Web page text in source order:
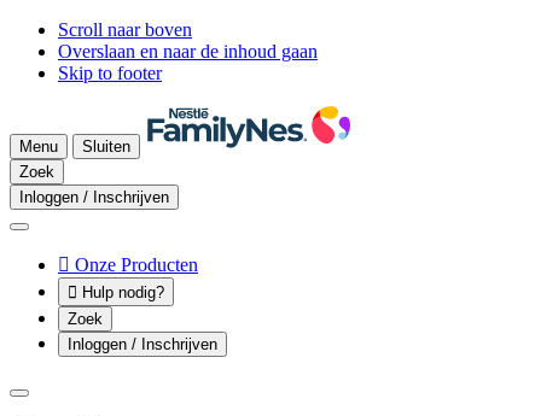
Scroll naar boven
Overslaan en naar de inhoud gaan
Skip to footer
Menu
Sluiten
Zoek
Inloggen / Inschrijven
 Onze Producten
 Hulp nodig?
Zoek
Inloggen / Inschrijven